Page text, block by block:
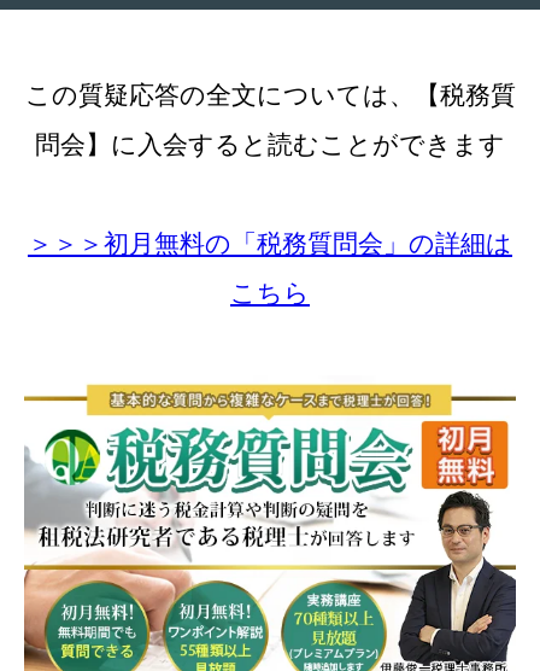
この質疑応答の全文については、【税務質
問会】に入会すると読むことができます
＞＞＞初月無料の「税務質問会」の詳細は
こちら